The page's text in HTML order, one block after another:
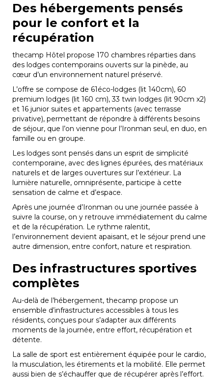
Des hébergements pensés
pour le confort et la
récupération
thecamp Hôtel propose 170 chambres réparties dans
des lodges contemporains ouverts sur la pinède, au
cœur d’un environnement naturel préservé.
L’offre se compose de 61éco-lodges (lit 140cm), 60
premium lodges (lit 160 cm), 33 twin lodges (lit 90cm x2)
et 16 junior suites et appartements (avec terrasse
privative), permettant de répondre à différents besoins
de séjour, que l’on vienne pour l’Ironman seul, en duo, en
famille ou en groupe.
Les lodges sont pensés dans un esprit de simplicité
contemporaine, avec des lignes épurées, des matériaux
naturels et de larges ouvertures sur l’extérieur. La
lumière naturelle, omniprésente, participe à cette
sensation de calme et d’espace.
Après une journée d’Ironman ou une journée passée à
suivre la course, on y retrouve immédiatement du calme
et de la récupération. Le rythme ralentit,
l’environnement devient apaisant, et le séjour prend une
autre dimension, entre confort, nature et respiration.
Des infrastructures sportives
complètes
Au-delà de l’hébergement, thecamp propose un
ensemble d’infrastructures accessibles à tous les
résidents, conçues pour s’adapter aux différents
moments de la journée, entre effort, récupération et
détente.
La salle de sport est entièrement équipée pour le cardio,
la musculation, les étirements et la mobilité. Elle permet
aussi bien de s’échauffer que de récupérer après l’effort.